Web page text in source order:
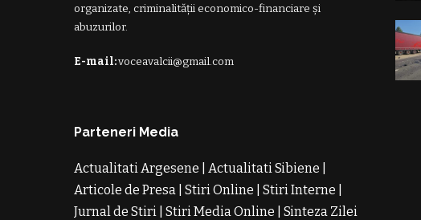
organizate, criminalității economico-financiare și
abuzurilor.
E-mail:voceavalcii@gmail.com
Parteneri Media
Actualitati Argesene Actualitati Sibiene
Articole de Presa
Stiri Online Stiri Interne
Jurnal de Stiri
Stiri Media Online Sinteza Zilei